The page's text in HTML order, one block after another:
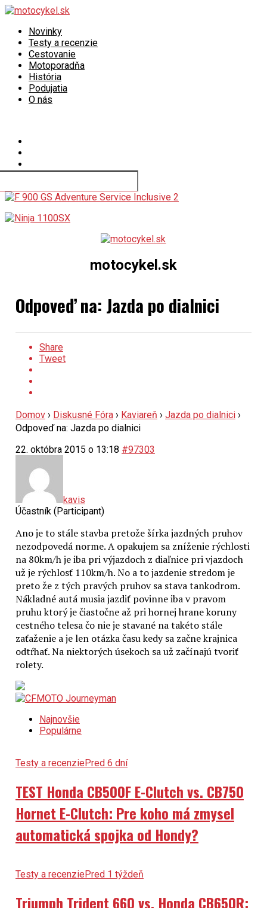
Novinky
Testy a recenzie
Cestovanie
Motoporadňa
História
Podujatia
O nás
motocykel.sk
Odpoveď na: Jazda po dialnici
Share
Tweet
Domov › Diskusné Fóra › Kaviareň › Jazda po dialnici ›
Odpoveď na: Jazda po dialnici
22. októbra 2015 o 13:18 #97303
kavis
Účastník (Participant)
Ano je to stále stavba pretože šírka jazdných pruhov
nezodpovedá norme. A opakujem sa zníženie rýchlosti
na 80km/h je iba pri výjazdoch z diaľnice pri vjazdoch
už je rýchlosť 110km/h. No a to jazdenie stredom je
preto že z tých pravých pruhov sa stava tankodrom.
Nákladné autá musia jazdiť povinne iba v pravom
pruhu ktorý je čiastočne až pri hornej hrane koruny
cestného telesa čo nie je stavané na takéto stále
zaťaženie a je len otázka času kedy sa začne krajnica
odtŕhať. Na niektorých úsekoch sa už začínajú tvoriť
rolety.
Najnovšie
Populárne
Testy a recenziePred 6 dní
TEST Honda CB500F E-Clutch vs. CB750
Hornet E-Clutch: Pre koho má zmysel
automatická spojka od Hondy?
Testy a recenziePred 1 týždeň
Triumph Trident 660 vs. Honda CB650R: